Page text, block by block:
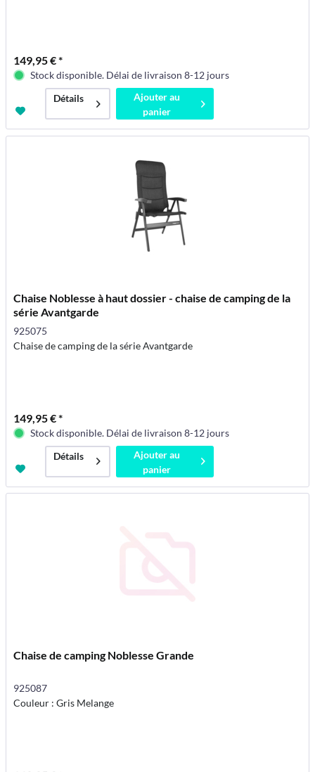
149,95 € *
Stock disponible. Délai de livraison 8-12 jours
Détails
Ajouter au
panier
Chaise Noblesse à haut dossier - chaise de camping de la
série Avantgarde
925075
Chaise de camping de la série Avantgarde
149,95 € *
Stock disponible. Délai de livraison 8-12 jours
Détails
Ajouter au
panier
Chaise de camping Noblesse Grande
925087
Couleur : Gris Melange